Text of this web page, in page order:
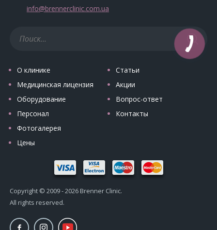
info@brennerclinic.com.ua
О клинике
Медицинская лицензия
Оборудование
Персонал
Фотогалерея
Цены
Статьи
Акции
Вопрос-ответ
Контакты
Copyright © 2009 - 2026 Brenner Clinic.
All rights reserved.